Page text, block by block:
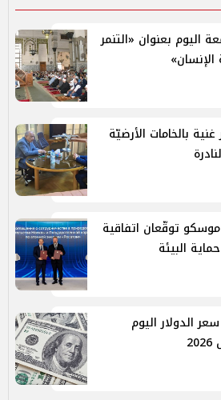
اليوم بعنوان «التنمر
بالخامات الأرضيّة
توقّعان اتفاقية
البيئة
الدولار اليوم